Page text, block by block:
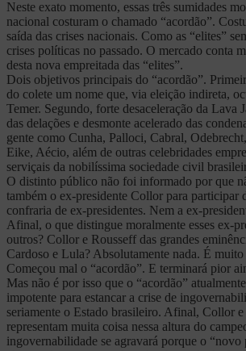
Neste exato momento, essas três sumidades
nacional costuram o chamado “acordão”.
saída das crises nacionais. Como as “elites”
crises políticas no passado. O mercado conta
desta nova empreitada das “elites”.
Dois objetivos principais do “acordão”.
do colete um nome que, via eleição indireta,
Temer. Segundo, forte desaceleração da Lava
das delações e desmonte acelerado das
gente como Cunha, Palloci, Cabral,
Eike, Aécio, além de outras celebridades
serviçais da nobilíssima sociedade civil
O distinto público não foi informado por que
também o ex-presidente Collor para participar
confraria de ex-presidentes. Nem a ex-
Afinal, o que distingue moralmente esses ex-
outros? Collor e Rousseff das grandes
Cardoso e Lula? Absolutamente nada. É
Começou mal o “acordão”. E terminará pior
Mas não é por isso que o “acordão”
impotente para estancar a crise de
seriamente o Estado brasileiro. Afinal, Collor
representam muita coisa nessa altura do
ingovernabilidade se agravará porque o “novo